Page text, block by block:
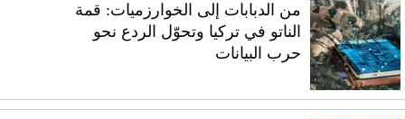
من الدبابات إلى الخوارزميات: قمة
الناتو في تركيا وتحوّل الردع نحو
حرب البيانات